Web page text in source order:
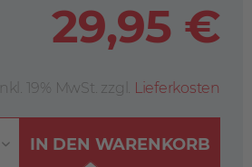
29,95 €
inkl. 19% MwSt. zzgl. Lieferkosten
IN DEN WARENKORB